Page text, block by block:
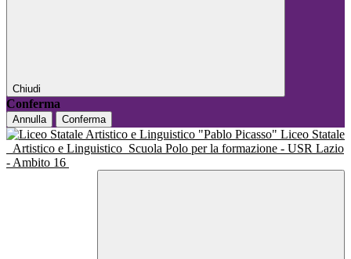
Chiudi
Conferma
Annulla Conferma
Liceo Statale
Artistico e Linguistico Scuola Polo per la formazione - USR Lazio
- Ambito 16